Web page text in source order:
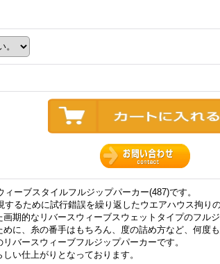
ーブスタイルフルジップパーカー(487)です。
るために試行錯誤を繰り返したウエアハウス拘り
期的なリバースウィーブスウェットタイプのフルジ
に、糸の番手はもちろん、度の詰め方など、何度
バースウィーブフルジップパーカーです。
い仕上がりとなっております。